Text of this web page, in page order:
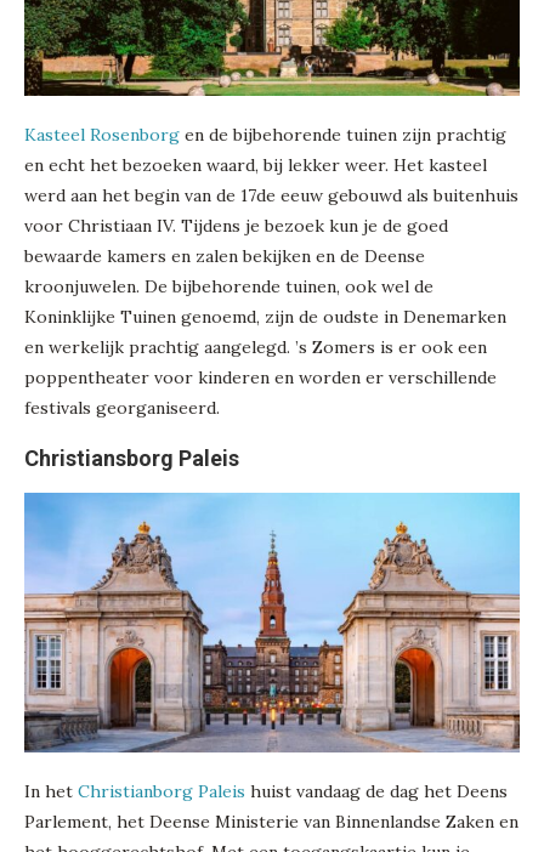
Kasteel Rosenborg en de bijbehorende tuinen zijn prachtig
en echt het bezoeken waard, bij lekker weer. Het kasteel
werd aan het begin van de 17de eeuw gebouwd als buitenhuis
voor Christiaan IV. Tijdens je bezoek kun je de goed
bewaarde kamers en zalen bekijken en de Deense
kroonjuwelen. De bijbehorende tuinen, ook wel de
Koninklijke Tuinen genoemd, zijn de oudste in Denemarken
en werkelijk prachtig aangelegd. ’s Zomers is er ook een
poppentheater voor kinderen en worden er verschillende
festivals georganiseerd.
Christiansborg Paleis
In het Christianborg Paleis huist vandaag de dag het Deens
Parlement, het Deense Ministerie van Binnenlandse Zaken en